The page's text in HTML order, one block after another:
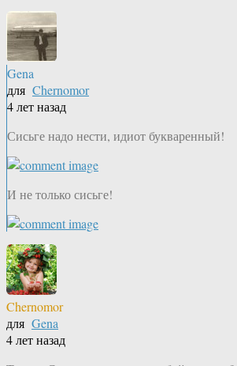
Gena
для Chernomor
4 лет назад
Сисьге надо нести, идиот букваренный!
И не только сисьге!
Chernomor
для Gena
4 лет назад